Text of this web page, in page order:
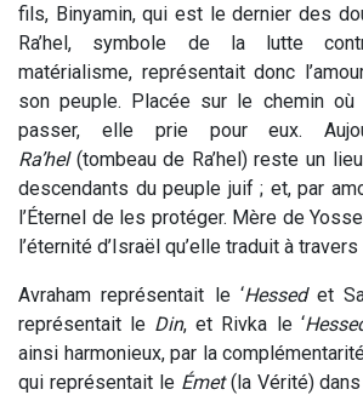
fils, Binyamin, qui est le dernier des
Ra’hel, symbole de la lutte
matérialisme, représentait donc
son peuple. Placée sur le chemin
passer, elle prie pour eux.
Ra’hel(tombeau de Ra’hel) reste un
descendants du peuple juif ; et, par
l’Éternel de les protéger. Mère de
l’éternité d’Israël qu’elle traduit à
Avraham représentait le ‘Hessedet
représentait le Din, et Rivka le ‘
ainsi harmonieux, par la
qui représentait le Émet(la Vérité)